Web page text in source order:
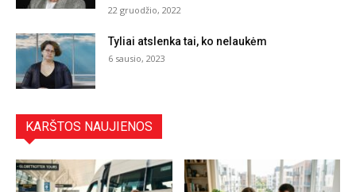
22 gruodžio, 2022
Tyliai atslenka tai, ko nelaukėm
6 sausio, 2023
KARŠTOS NAUJIENOS